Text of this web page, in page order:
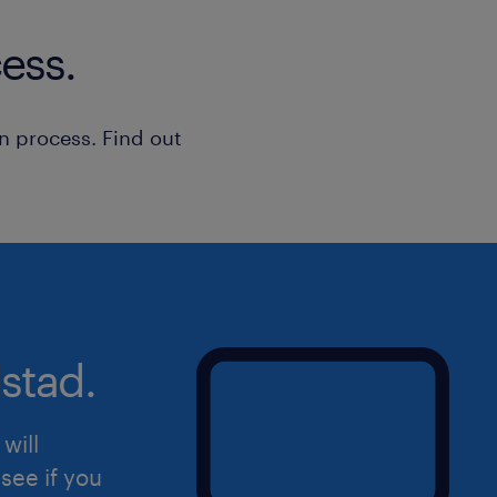
profil recherché
déterminé(e) et désireux(se)
- Excellente capacité d'écoute et de
patients et l'équipe médicale
- Diplôme d'État d'Aide-soignant
- Forte capacité d'adaptation aux
process. Find out
will
if you